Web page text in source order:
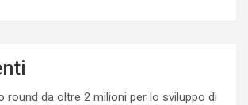
round da oltre 2 milioni per lo sviluppo di